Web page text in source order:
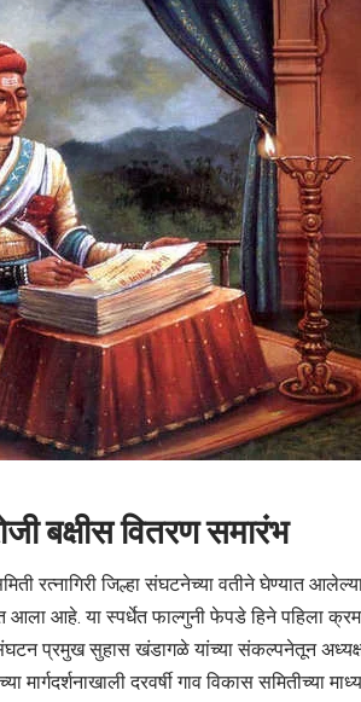
बक्षीस वितरण समारंभ
रत्नागिरी जिल्हा संघटनेच्या वतीने घेण्यात
आला आहे. या स्पर्धेत फाल्गुनी फेपडे हिने पहिला
प्रमुख सुहास खंडागळे यांच्या संकल्पनेतून अध्यक्ष
मार्गदर्शनाखाली दरवर्षी गाव विकास समितीच्या